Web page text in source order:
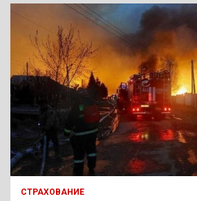
СТРАХОВАНИЕ